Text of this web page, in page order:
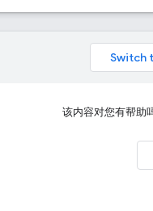
该内容对您有帮助